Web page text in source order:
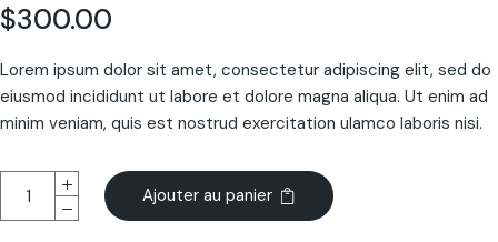
$300.00
Lorem ipsum dolor sit amet, consectetur adipiscing elit, sed do
eiusmod incididunt ut labore et dolore magna aliqua. Ut enim ad
minim veniam, quis est nostrud exercitation ulamco laboris nisi.
Ajouter au panier